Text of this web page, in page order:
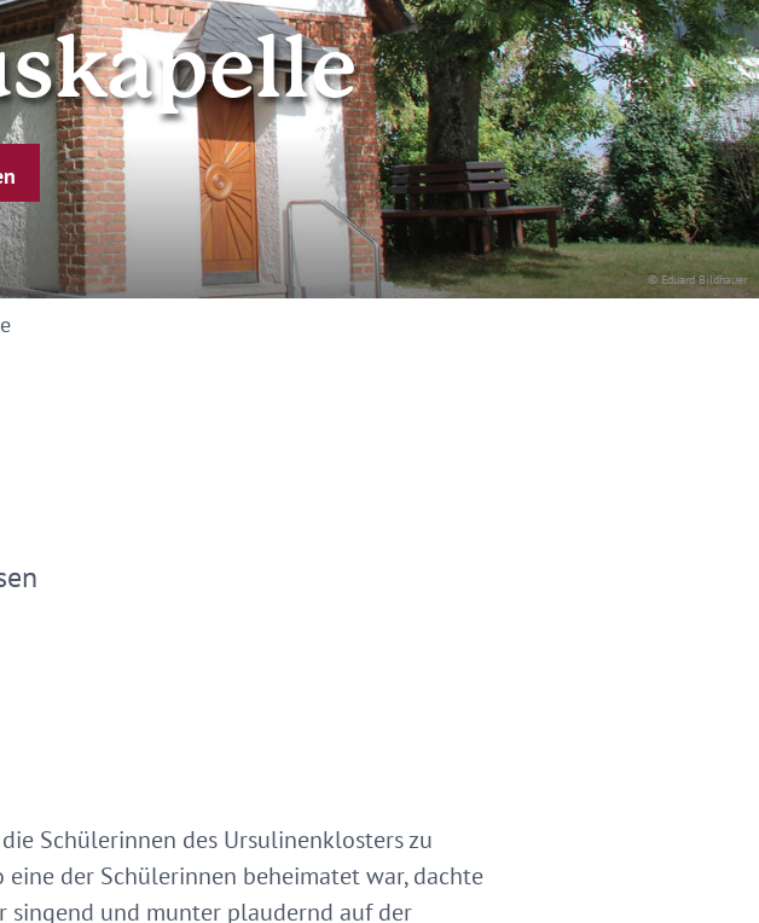
© Eduard Bildhauer
Schülerinnen des Ursulinenklosters zu
der Schülerinnen beheimatet war, dachte
singend und munter plaudernd auf der